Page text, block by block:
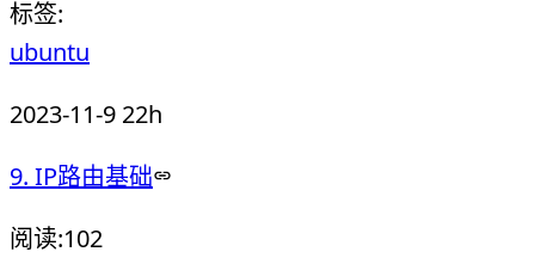
标签:
ubuntu
2023-11-9 22h
9. IP路由基础
阅读:102